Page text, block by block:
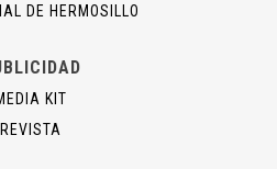
DE HERMOSILLO
KIT
REVISTA